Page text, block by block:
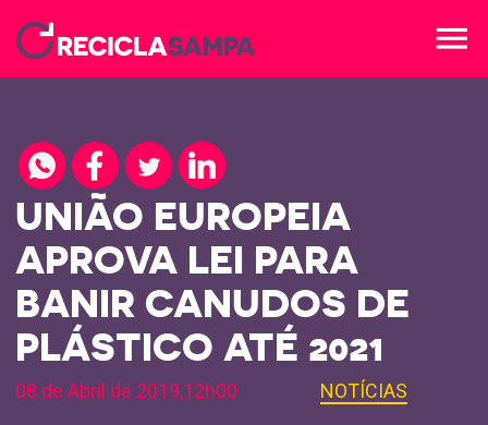
menu
UNIÃO EUROPEIA
APROVA LEI PARA
BANIR CANUDOS DE
PLÁSTICO ATÉ 2021
08 de Abril de 2019,12h00 NOTÍCIAS